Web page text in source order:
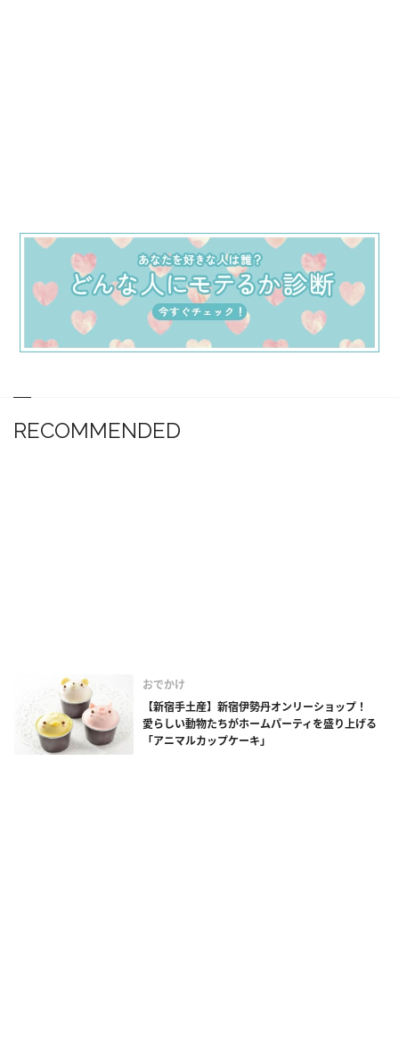
RECOMMENDED
おでかけ
【新宿手土産】新宿伊勢丹オンリーショップ！
愛らしい動物たちがホームパーティを盛り上げる
「アニマルカップケーキ」